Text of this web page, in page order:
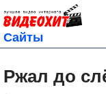
Сайты
Ржал до